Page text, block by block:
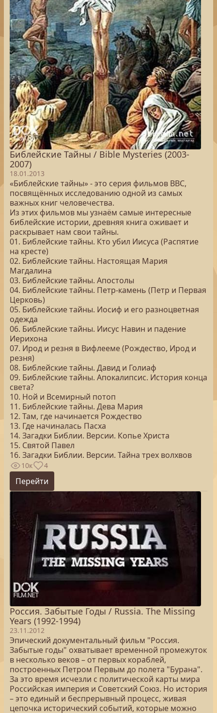
Библейские Тайны / Bible Mysteries (2003-
2007)
18.01.2013
«Библейские тайны» - это серия фильмов BBC,
посвящённых исследованию одной из самых
важных книг человечества.
Из этих фильмов мы узнаём самые интересные
библейские истории, древняя книга оживает и
раскрывает нам свои тайны.
01. Библейские тайны. Кто убил Иисуса (Распятие
на кресте)
02. Библейские тайны. Настоящая Мария
Магдалина
03. Библейские тайны. Апостолы
04. Библейские тайны. Петр-камень (Петр и Первая
Церковь)
05. Библейские тайны. Иосиф и его разноцветная
одежда
06. Библейские тайны. Иисус Навин и падение
Иерихона
07. Ирод и резня в Вифлееме (Рождество, Ирод и
резня)
08. Библейские тайны. Давид и Голиаф
09. Библейские тайны. Апокалипсис. История конца
света?
10. Ной и Всемирный потоп
11. Библейские тайны. Дева Мария
12. Там, где начинается Рождество
13. Где начиналась Пасха
14. Загадки Библии. Версии. Копье Христа
15. Святой Павел
16. Загадки Библии. Версии. Тайна трех волхвов
10к 4
Перейти
Россия. Забытые Годы / Russia. The Missing
Years (1992-1994)
23.11.2012
Эпический документальный фильм "Россия.
Забытые годы" охватывает временной промежуток
в несколько веков – от первых кораблей,
построенных Петром Первым до полета "Бурана".
За это время исчезли с политической карты мира
Российская империя и Советский Союз. Но история
– это единый и беспрерывный процесс, живая
цепочка исторический событий, которые можно